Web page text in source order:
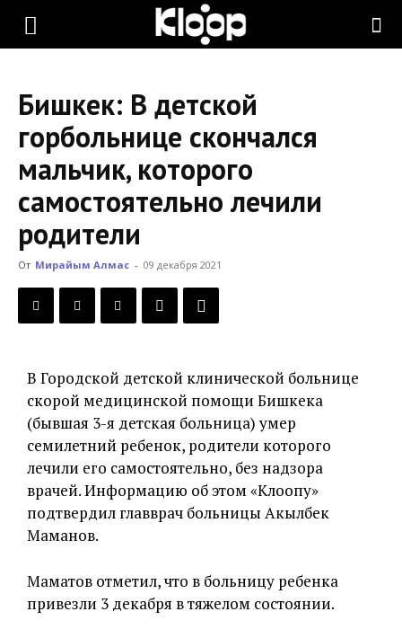
KLOOP.KG
Новости
Кыргызстана
Бишкек: В детской
горбольнице скончался
мальчик, которого
самостоятельно лечили
родители
От Мирайым Алмас - 09 декабря 2021
В Городской детской клинической больнице
скорой медицинской помощи Бишкека
(бывшая 3-я детская больница) умер
семилетний ребенок, родители которого
лечили его самостоятельно, без надзора
врачей. Информацию об этом «Клоопу»
подтвердил главврач больницы Акылбек
Маманов.
Маматов отметил, что в больницу ребенка
привезли 3 декабря в тяжелом состоянии.